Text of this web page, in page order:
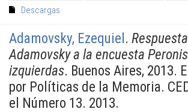
Descargas
Adamovsky, Ezequiel.
Adamovsky a la encuesta
izquierdas. Buenos Aires, 2013.
por Políticas de la Memoria.
el Número 13. 2013.